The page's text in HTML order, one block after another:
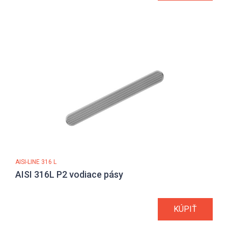
AISI-LINE 316 L
AISI 316L P2 vodiace pásy
KÚPIŤ